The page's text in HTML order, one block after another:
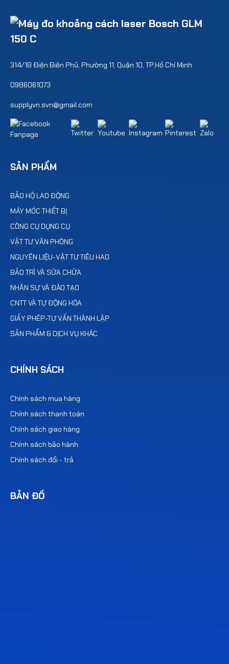
314/1B Điện Biên Phủ, Phường 11, Quận 10, TP.Hồ Chí Minh
0986061073
supplyvn.svn@gmail.com
SẢN PHẨM
BẢO HỘ LAO ĐỘNG
MÁY MÓC THIẾT BỊ
CÔNG CỤ DỤNG CỤ
VẬT TƯ VĂN PHÒNG
NGUYÊN LIỆU-VẬT TƯ TIÊU HAO
BẢO TRÌ VÀ SỮA CHỮA
NHÂN SỰ VÀ ĐÀO TẠO
CNTT VÀ TỰ ĐỘNG HÓA
GIẤY PHÉP-TƯ VẤN THÀNH LẬP
SẢN PHẨM & DỊCH VỤ KHÁC
CHÍNH SÁCH
Chính sách mua hàng
Chính sách thanh toán
Chính sách giao hàng
Chính sách bảo hành
Chính sách đổi - trả
BẢN ĐỒ